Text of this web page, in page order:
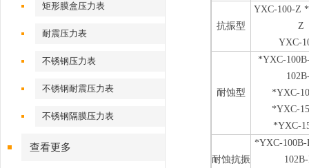
矩形膜盒压力表
耐震压力表
不锈钢压力表
不锈钢耐震压力表
不锈钢隔膜压力表
查看更多
抗振型
YXC-100-Z
Z
YXC-
耐蚀型
*YXC-
*YXC-
*YXC-
*YXC-
耐蚀抗振
*YXC-